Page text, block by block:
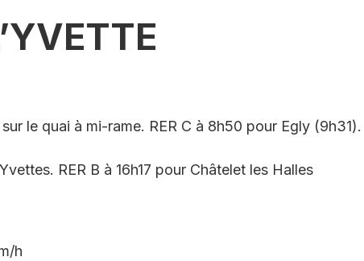
le quai à mi-rame. RER C à 8h50 pour Egly (9h31).
RER B à 16h17 pour Châtelet les Halles
h